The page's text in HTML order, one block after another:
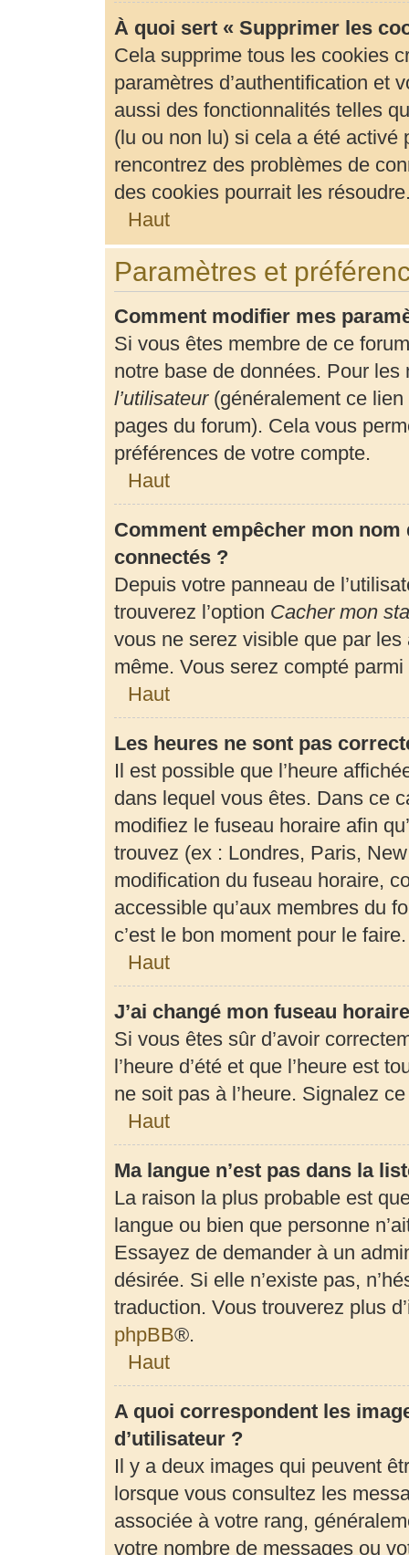
À quoi sert « Supprimer les
Cela supprime tous les cookies
paramètres d’authentification et
aussi des fonctionnalités telles
(lu ou non lu) si cela a été activé
rencontrez des problèmes de
des cookies pourrait les
Haut
Paramètres et
Comment modifier mes
Si vous êtes membre de ce
notre base de données. Pour
l’utilisateur(généralement ce lien
pages du forum). Cela vous
préférences de votre compte.
Haut
Comment empêcher mon
connectés ?
Depuis votre panneau de
trouverez l’option Cacher mon
vous ne serez visible que par
même. Vous serez compté
Haut
Les heures ne sont pas
Il est possible que l’heure
dans lequel vous êtes. Dans ce
modifiez le fuseau horaire afin
trouvez (ex : Londres, Paris,
modification du fuseau horaire,
accessible qu’aux membres du
c’est le bon moment pour le faire.
Haut
J’ai changé mon fuseau
Si vous êtes sûr d’avoir
l’heure d’été et que l’heure est
ne soit pas à l’heure. Signalez
Haut
Ma langue n’est pas dans la
La raison la plus probable est
langue ou bien que personne
Essayez de demander à un
désirée. Si elle n’existe pas,
traduction. Vous trouverez plus
phpBB®.
Haut
A quoi correspondent les
d’utilisateur ?
Il y a deux images qui peuvent
lorsque vous consultez les
associée à votre rang,
votre nombre de messages ou